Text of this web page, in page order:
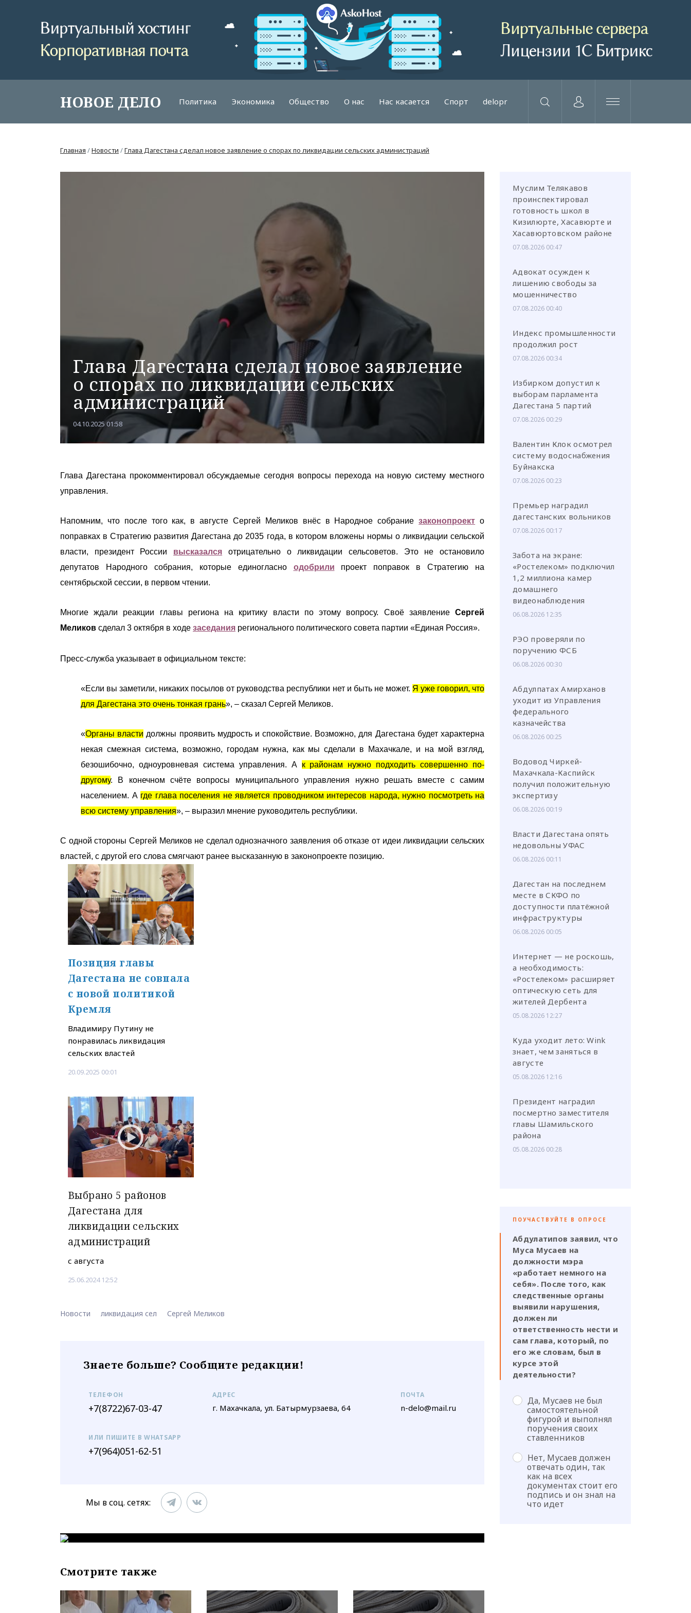
НОВОЕ ДЕЛО Политика Экономика Общество О нас Нас касается Спорт delopr
или через соц. сети
Главная /Новости /Глава Дагестана сделал новое заявление о спорах по ликвидации сельских администраций
Глава Дагестана сделал новое заявление
о спорах по ликвидации сельских
администраций
04.10.2025 01:58
Глава Дагестана прокомментировал обсуждаемые сегодня вопросы перехода на новую систему местного
управления.
Напомним, что после того как, в августе Сергей Меликов внёс в Народное собраниезаконопроект о
поправках в Стратегию развития Дагестана до 2035 года, в котором вложены нормы о ликвидации сельской
власти, президент России высказался отрицательно о ликвидации сельсоветов. Это не остановило
депутатов Народного собрания, которые единогласно одобрили проект поправок в Стратегию на
сентябрьской сессии, в первом чтении.
Многие ждали реакции главы региона на критику власти по этому вопросу. Своё заявление Сергей
Меликов сделал 3 октября в ходе заседания регионального политического совета партии «Единая Россия».
Пресс-служба указывает в официальном тексте:
«Если вы заметили, никаких посылов от руководства республики нет и быть не может. Я уже говорил, что
для Дагестана это очень тонкая грань», – сказал Сергей Меликов.
«Органы власти должны проявить мудрость и спокойствие. Возможно, для Дагестана будет характерна
некая смежная система, возможно, городам нужна, как мы сделали в Махачкале, и на мой взгляд,
безошибочно, одноуровневая система управления. А к районам нужно подходить совершенно по-
другому. В конечном счёте вопросы муниципального управления нужно решать вместе с самим
населением. А где глава поселения не является проводником интересов народа, нужно посмотреть на
всю систему управления», – выразил мнение руководитель республики.
С одной стороны Сергей Меликов не сделал однозначного заявления об отказе от идеи ликвидации сельских
властей, с другой его слова смягчают ранее высказанную в законопроекте позицию.
Позиция главы
Дагестана не совпала
с новой политикой
Кремля
Владимиру Путину не
понравилась ликвидация
сельских властей
20.09.2025 00:01
Выбрано 5 районов
Дагестана для
ликвидации сельских
администраций
с августа
25.06.2024 12:52
Новости ликвидация сел Сергей Меликов
Знаете больше? Сообщите редакции!
ТЕЛЕФОН
+7(8722)67-03-47
АДРЕС
г. Махачкала, ул. Батырмурзаева, 64
ПОЧТА
n-delo@mail.ru
ИЛИ ПИШИТЕ В WHATSAPP
+7(964)051-62-51
Мы в соц. сетях:
Смотрите также
Муслим Телякавов
проинспектировал
готовность школ в
Кизилюрте, Хасавюрте и
Хасавюртовском районе
07.08.2026 00:47
Адвокат осужден к
лишению свободы за
мошенничество
07.08.2026 00:40
Индекс промышленности
продолжил рост
07.08.2026 00:34
Избирком допустил к
выборам парламента
Дагестана 5 партий
07.08.2026 00:29
Валентин Клок осмотрел
систему водоснабжения
Буйнакска
07.08.2026 00:23
Премьер наградил
дагестанских вольников
07.08.2026 00:17
Забота на экране:
«Ростелеком» подключил
1,2 миллиона камер
домашнего
видеонаблюдения
06.08.2026 12:35
РЭО проверяли по
поручению ФСБ
06.08.2026 00:30
Абдулпатах Амирханов
уходит из Управления
федерального
казначейства
06.08.2026 00:25
Водовод Чиркей-
Махачкала-Каспийск
получил положительную
экспертизу
06.08.2026 00:19
Власти Дагестана опять
недовольны УФАС
06.08.2026 00:11
Дагестан на последнем
месте в СКФО по
доступности платёжной
инфраструктуры
06.08.2026 00:05
Интернет — не роскошь,
а необходимость:
«Ростелеком» расширяет
оптическую сеть для
жителей Дербента
05.08.2026 12:27
Куда уходит лето: Wink
знает, чем заняться в
августе
05.08.2026 12:16
Президент наградил
посмертно заместителя
главы Шамильского
района
05.08.2026 00:28
ПОУЧАСТВУЙТЕ В ОПРОСЕ
Абдулатипов заявил, что
Муса Мусаев на
должности мэра
«работает немного на
себя». После того, как
следственные органы
выявили нарушения,
должен ли
ответственность нести и
сам глава, который, по
его же словам, был в
курсе этой
деятельности?
Да, Мусаев не был
самостоятельной
фигурой и выполнял
поручения своих
ставленников
Нет, Мусаев должен
отвечать один, так
как на всех
документах стоит его
подпись и он знал на
что идет